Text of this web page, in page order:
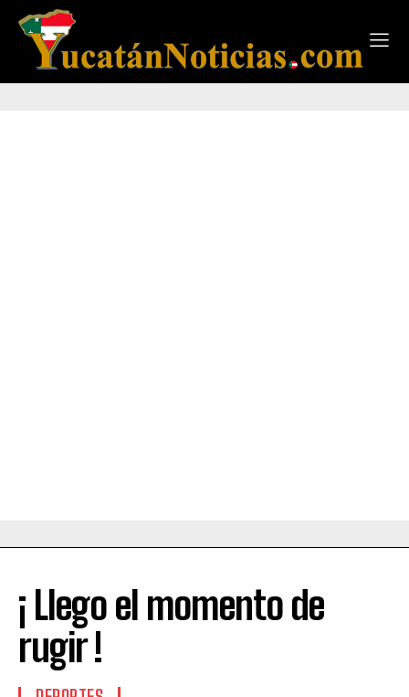
¡ Llego el momento de
rugir !